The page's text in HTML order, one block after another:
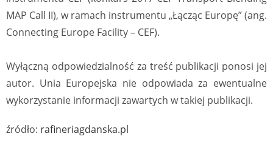
MAP Call II), w ramach instrumentu „Łącząc Europę” (ang.
Connecting Europe Facility – CEF).
Wyłączną odpowiedzialność za treść publikacji ponosi jej
autor. Unia Europejska nie odpowiada za ewentualne
wykorzystanie informacji zawartych w takiej publikacji.
źródło: rafineriagdanska.pl